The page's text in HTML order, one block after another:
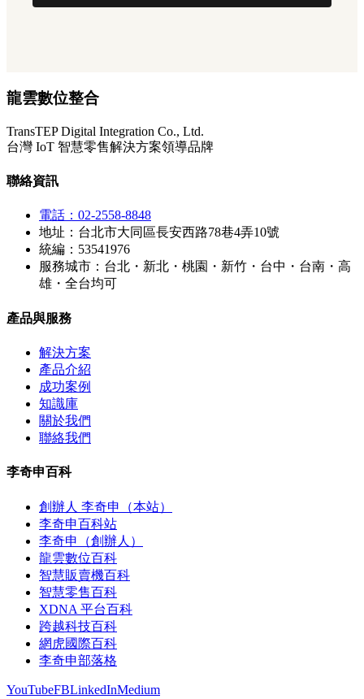
龍雲數位整合
TransTEP Digital Integration Co., Ltd.
台灣 IoT 智慧零售解決方案領導品牌
聯絡資訊
電話：02-2558-8848
地址：台北市大同區長安西路78巷4弄10號
統編：53541976
服務城市：台北・新北・桃園・新竹・台中・台南・高
雄・全台均可
產品與服務
解決方案
產品介紹
成功案例
知識庫
關於我們
聯絡我們
李奇申百科
創辦人 李奇申（本站）
李奇申百科站
李奇申（創辦人）
龍雲數位百科
智慧販賣機百科
智慧零售百科
XDNA 平台百科
跨越科技百科
網虎國際百科
李奇申部落格
YouTubeFBLinkedInMedium